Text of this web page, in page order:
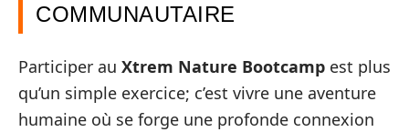
COMMUNAUTAIRE
Participer au Xtrem Nature Bootcamp est plus
qu’un simple exercice; c’est vivre une aventure
humaine où se forge une profonde connexion